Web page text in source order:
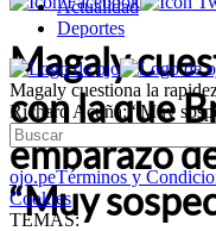
Actualidad
Deportes
Magaly cuestiona la
Richard Acuña: “Muy
ojo.peTérminos y
Cookies
TEMAS:
Magaly
con la que
embarazó
“Muy